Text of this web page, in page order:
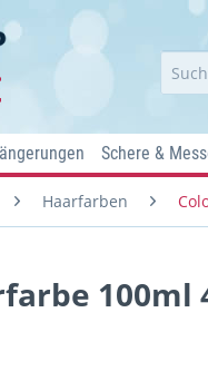
Schere &
Haarfarben
100ml